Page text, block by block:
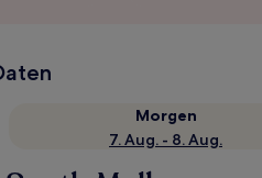
Morgen
7. Aug. - 8. Aug.